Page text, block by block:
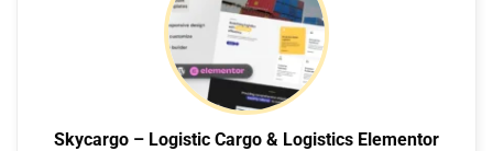
Skycargo – Logistic Cargo & Logistics Elementor